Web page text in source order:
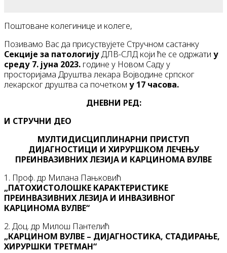
Поштоване колегинице и колеге,
Позивамо Вас да присуствујете Стручном састанку
Секције за патологијуДЛВ-СЛД који ће се одржати у
среду 7. јуна 2023. године у Новом Саду у
просторијама Друштва лекара Војводине српског
лекарског друштва са почетком у 17 часова.
ДНЕВНИ РЕД:
И СТРУЧНИ ДЕО
МУЛТИДИСЦИПЛИНАРНИ ПРИСТУП
ДИЈАГНОСТИЦИ И ХИРУРШКОМ ЛЕЧЕЊУ
ПРЕИНВАЗИВНИХ ЛЕЗИЈА И КАРЦИНОМА ВУЛВЕ
1. Проф. др Милана Пањковић
„ПАТОХИСТОЛОШКЕ КАРАКТЕРИСТИКЕ
ПРЕИНВАЗИВНИХ ЛЕЗИЈА И ИНВАЗИВНОГ
КАРЦИНОМА ВУЛВЕ“
2. Доц. др Милош Пантелић
„КАРЦИНОМ ВУЛВЕ – ДИЈАГНОСТИКА, СТАДИРАЊЕ,
ХИРУРШКИ ТРЕТМАН“